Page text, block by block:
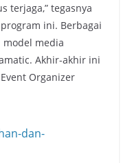
terjaga,” tegasnya
ini. Berbagai
media
Akhir-akhir ini
Organizer
dan-